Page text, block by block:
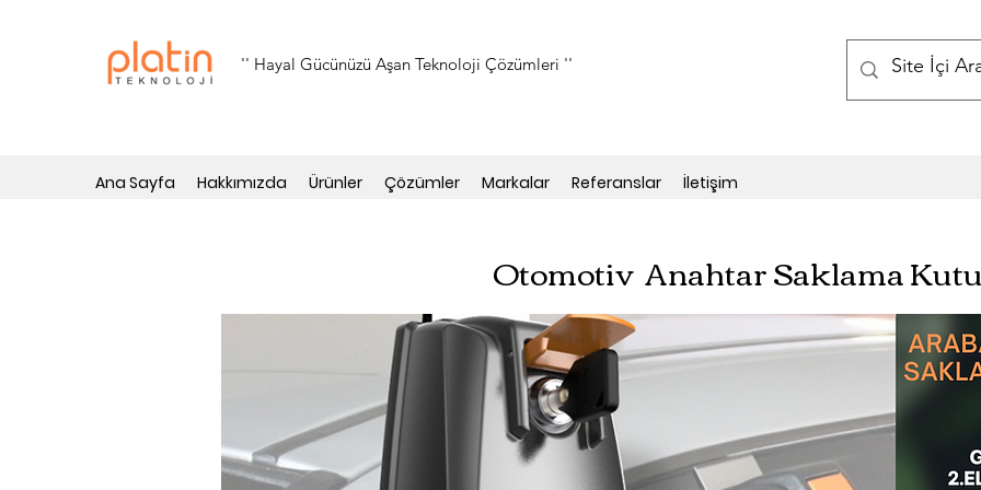
'' Hayal Gücünüzü Aşan Teknoloji Çözümleri ''
Ana Sayfa Hakkımızda Ürünler Çözümler Markalar Referanslar İletişim
Otomotiv Anahtar Saklama